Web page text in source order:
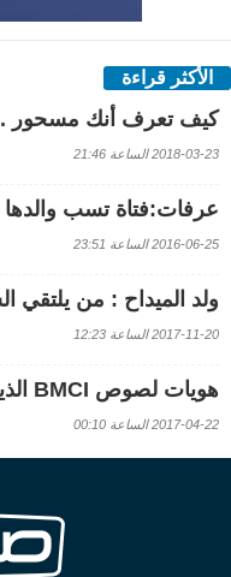
الأكثر قراءة
كيف تعرف أنك مسحور
2018-03-23 الساعة 21:46
عرفات:فتاة تسب والدها
2016-06-25 الساعة 23:51
ولد الميداح : من يلتقي
2017-11-20 الساعة 12:23
هويات لصوص BMCI الذين كشفتهم إمرأة
2017-04-22 الساعة 00:10